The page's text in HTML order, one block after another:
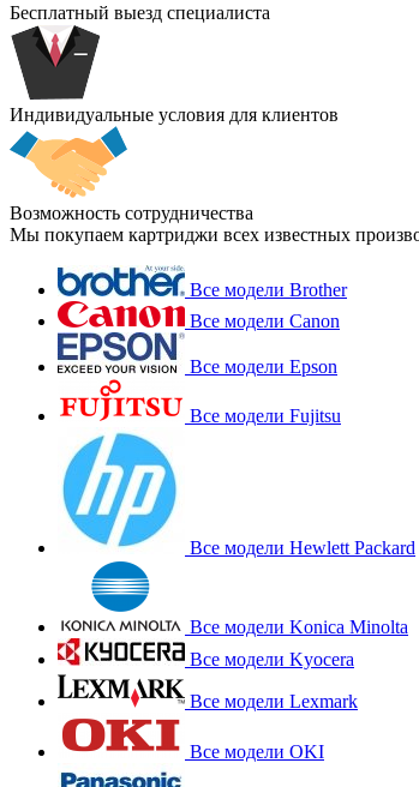
Бесплатный выезд специалиста
Индивидуальные условия для клиентов
Возможность сотрудничества
Мы покупаем картриджи всех известных
Все модели Brother
Все модели Canon
Все модели Epson
Все модели Fujitsu
Все модели Hewlett Packard
Все модели Konica Minolta
Все модели Kyocera
Все модели Lexmark
Все модели OKI